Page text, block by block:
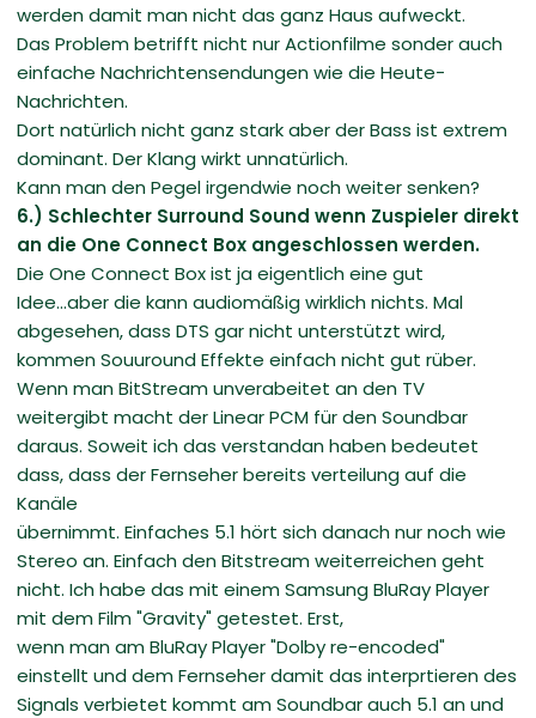
werden damit man nicht das ganz Haus aufweckt.
Das Problem betrifft nicht nur Actionfilme sonder auch
einfache Nachrichtensendungen wie die Heute-
Nachrichten.
Dort natürlich nicht ganz stark aber der Bass ist extrem
dominant. Der Klang wirkt unnatürlich.
Kann man den Pegel irgendwie noch weiter senken?
6.) Schlechter Surround Sound wenn Zuspieler direkt
an die One Connect Box angeschlossen werden.
Die One Connect Box ist ja eigentlich eine gut
Idee...aber die kann audiomäßig wirklich nichts. Mal
abgesehen, dass DTS gar nicht unterstützt wird,
kommen Souuround Effekte einfach nicht gut rüber.
Wenn man BitStream unverabeitet an den TV
weitergibt macht der Linear PCM für den Soundbar
daraus. Soweit ich das verstandan haben bedeutet
dass, dass der Fernseher bereits verteilung auf die
Kanäle
übernimmt. Einfaches 5.1 hört sich danach nur noch wie
Stereo an. Einfach den Bitstream weiterreichen geht
nicht. Ich habe das mit einem Samsung BluRay Player
mit dem Film "Gravity" getestet. Erst,
wenn man am BluRay Player "Dolby re-encoded"
einstellt und dem Fernseher damit das interprtieren des
Signals verbietet kommt am Soundbar auch 5.1 an und